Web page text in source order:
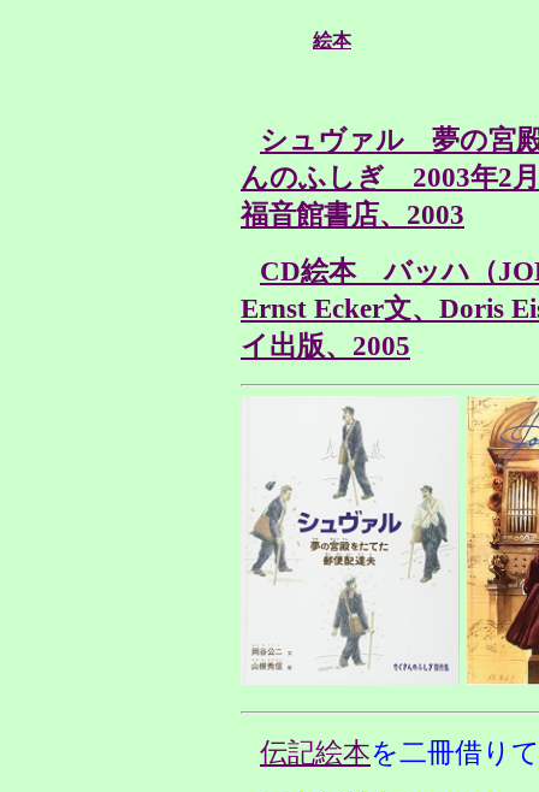
絵本
シュヴァル 夢の宮
んのふしぎ 2003年2
福音館書店、2003
CD絵本 バッハ（
Ernst Ecker文、Doris
イ出版、2005
伝記絵本を二冊借り